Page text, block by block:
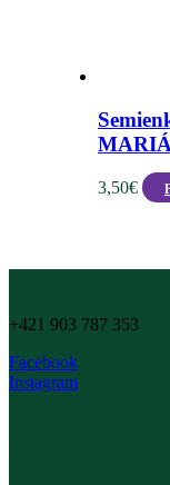
3,50€
+421 903 787 353
Facebook
Instagram